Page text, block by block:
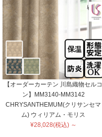
【オーダーカーテン 川島織物セルコ
ン】MM3140-MM3142
CHRYSANTHEMUM(クリサンセマ
ム) ウィリアム・モリス
¥28,028(税込) ～